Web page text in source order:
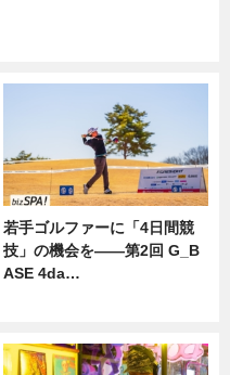
若手ゴルファーに「4日間競
技」の機会を——第2回 G_B
ASE 4da…